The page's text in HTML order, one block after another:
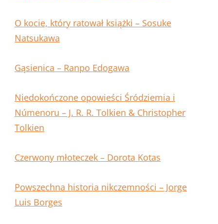
O kocie, który ratował książki – Sosuke
Natsukawa
Gąsienica – Ranpo Edogawa
Niedokończone opowieści Śródziemia i
Númenoru – J. R. R. Tolkien & Christopher
Tolkien
Czerwony młoteczek – Dorota Kotas
Powszechna historia nikczemności – Jorge
Luis Borges